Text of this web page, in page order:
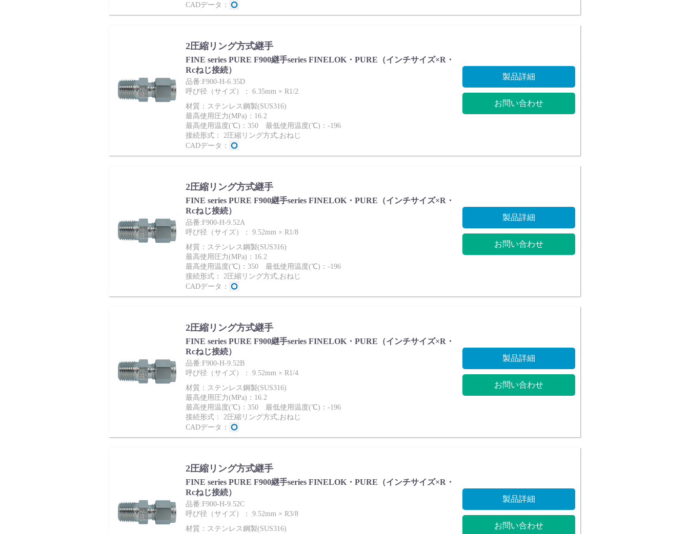
ログイン
CADデータ：
2圧縮リング方式継手
FINE series PURE F900継手series FINELOK・PURE（インチサイズ×R・
Rcねじ接続）
品番:F900-H-6.35D
呼び径（サイズ）： 6.35mm × R1/2
材質：ステンレス鋼製(SUS316)
最高使用圧力(MPa)：16.2
最高使用温度(℃)：350 最低使用温度(℃)：-196
接続形式： 2圧縮リング方式,おねじ
CADデータ：
製品詳細
お問い合わせ
2圧縮リング方式継手
FINE series PURE F900継手series FINELOK・PURE（インチサイズ×R・
Rcねじ接続）
品番:F900-H-9.52A
呼び径（サイズ）： 9.52mm × R1/8
材質：ステンレス鋼製(SUS316)
最高使用圧力(MPa)：16.2
最高使用温度(℃)：350 最低使用温度(℃)：-196
接続形式： 2圧縮リング方式,おねじ
CADデータ：
製品詳細
お問い合わせ
2圧縮リング方式継手
FINE series PURE F900継手series FINELOK・PURE（インチサイズ×R・
Rcねじ接続）
品番:F900-H-9.52B
呼び径（サイズ）： 9.52mm × R1/4
材質：ステンレス鋼製(SUS316)
最高使用圧力(MPa)：16.2
最高使用温度(℃)：350 最低使用温度(℃)：-196
接続形式： 2圧縮リング方式,おねじ
CADデータ：
製品詳細
お問い合わせ
2圧縮リング方式継手
FINE series PURE F900継手series FINELOK・PURE（インチサイズ×R・
Rcねじ接続）
品番:F900-H-9.52C
呼び径（サイズ）： 9.52mm × R3/8
材質：ステンレス鋼製(SUS316)
製品詳細
お問い合わせ